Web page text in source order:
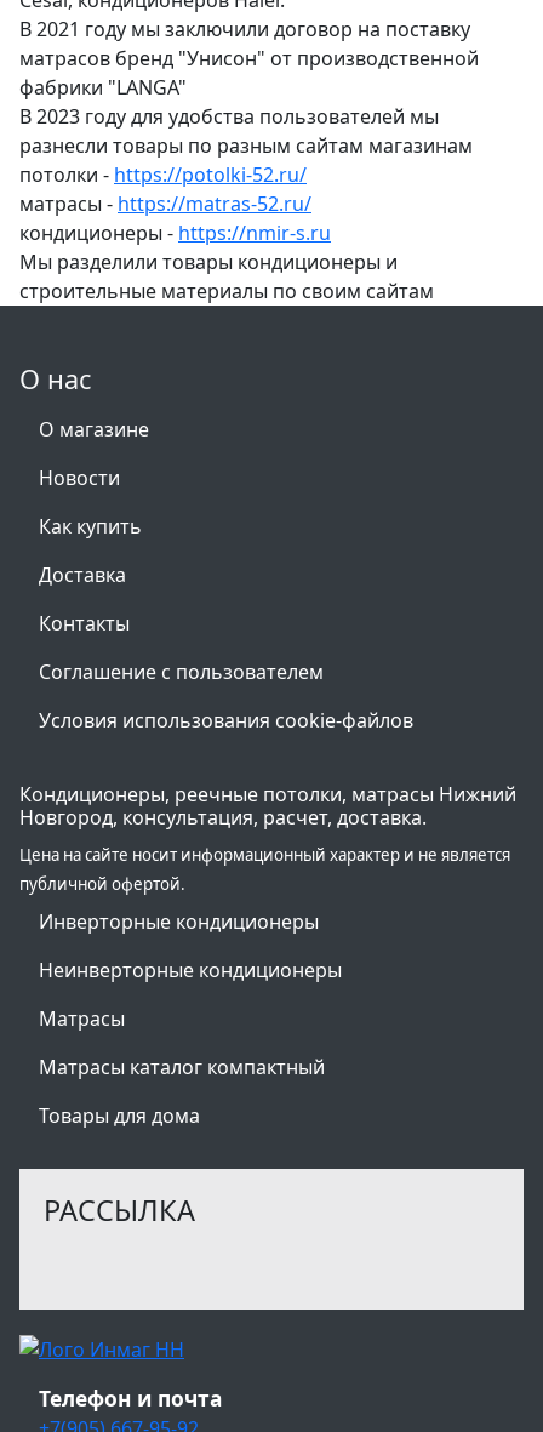
В 2021 году мы заключили договор на поставку
матрасов бренд "Унисон" от производственной
фабрики "LANGA"
В 2023 году для удобства пользователей мы
разнесли товары по разным сайтам магазинам
потолки - https://potolki-52.ru/
матрасы - https://matras-52.ru/
кондиционеры - https://nmir-s.ru
Мы разделили товары кондиционеры и
строительные материалы по своим сайтам
О нас
О магазине
Новости
Как купить
Доставка
Контакты
Соглашение с пользователем
Условия использования cookie-файлов
Кондиционеры, реечные потолки, матрасы Нижний
Новгород, консультация, расчет, доставка.
Цена на сайте носит информационный характер и не является
публичной офертой.
Инверторные кондиционеры
Неинверторные кондиционеры
Матрасы
Матрасы каталог компактный
Товары для дома
РАССЫЛКА
Телефон и почта